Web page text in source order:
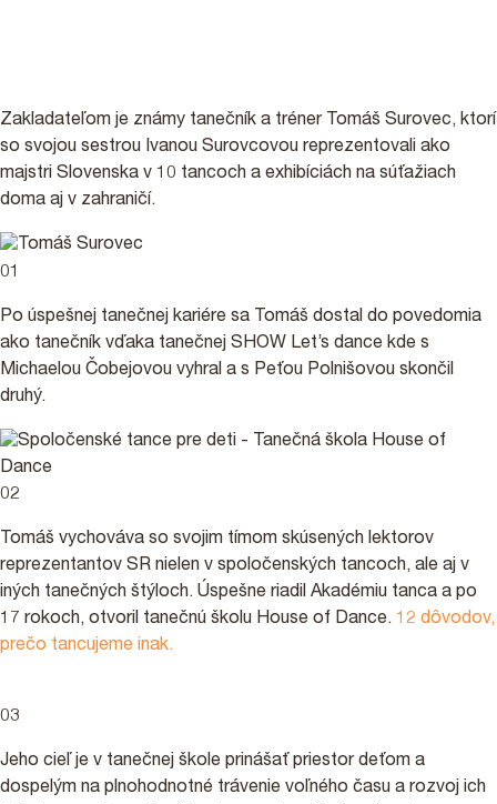
Zakladateľom je známy tanečník a tréner Tomáš Surovec, ktorí
so svojou sestrou Ivanou Surovcovou reprezentovali ako
majstri Slovenska v 10 tancoch a exhibíciách na súťažiach
doma aj v zahraničí.
01
Po úspešnej tanečnej kariére sa Tomáš dostal do povedomia
ako tanečník vďaka tanečnej SHOW Let’s dance kde s
Michaelou Čobejovou vyhral a s Peťou Polnišovou skončil
druhý.
02
Tomáš vychováva so svojim tímom skúsených lektorov
reprezentantov SR nielen v spoločenských tancoch, ale aj v
iných tanečných štýloch. Úspešne riadil Akadémiu tanca a po
17 rokoch, otvoril tanečnú školu House of Dance. 12 dôvodov,
prečo tancujeme inak.
03
Jeho cieľ je v tanečnej škole prinášať priestor deťom a
dospelým na plnohodnotné trávenie voľného času a rozvoj ich